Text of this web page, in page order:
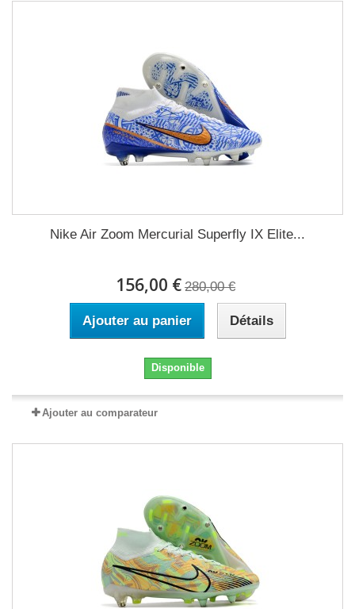
Nike Air Zoom Mercurial Superfly IX Elite...
156,00 € 280,00 €
Ajouter au panier Détails
Disponible
Ajouter au comparateur